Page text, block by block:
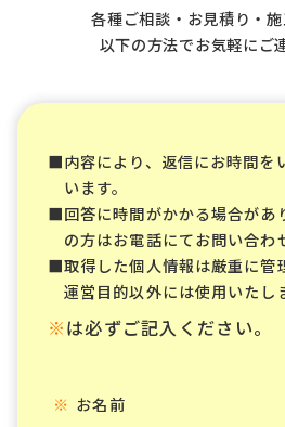
各種ご相談・お見積り・施
以下の方法でお気軽にご
内容により、返信にお時間を
います。
回答に時間がかかる場合があ
の方はお電話にてお問い合わ
取得した個人情報は厳重に管
運営目的以外には使用いたし
※は必ずご記入ください。
※ お名前